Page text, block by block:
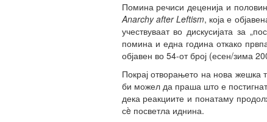
Помина речиси деценија и
Anarchy after Leftism, која е
учествуваат во дискусијата за
помина и една година откако
објавен во 54-от број (есен/зима
Покрај отворањето на нова жешка
би можел да праша што е
дека реакциите и понатаму
сè посветла иднина.